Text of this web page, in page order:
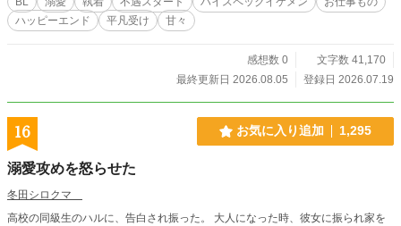
心は少しずつ解きほぐされてゆく。 けれど、高校時代に負
った心の傷が、恋愛に恐怖を抱かせる。 だからどうして
な陰キャと、営業部の絶対的エースの少しじれったいオフィ
ただければ幸いです。よろしくお願いいたします！
ハッピーエンド
平凡受け 甘々
感想数 0
文字数 41,170
最終更新日 2026.08.05
登録日 2026.07.19
16 お気に入り追加 1,295
溺愛攻めを怒らせた
冬田シロクマ
高校の同級生のハルに、告白され振った。 大人になった時、彼女に振られ家を